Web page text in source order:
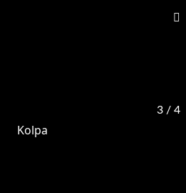
3 / 4